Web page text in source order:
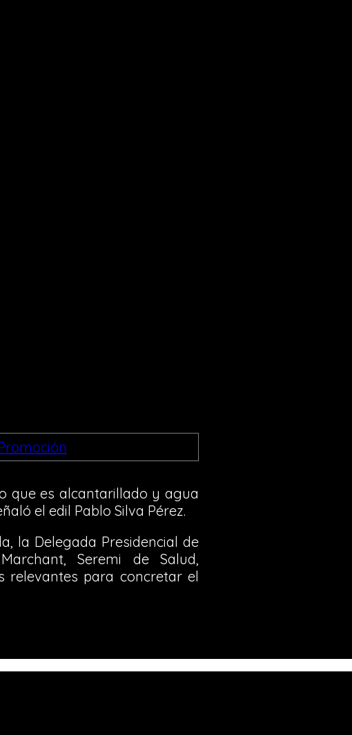
que es alcantarillado y agua
el edil Pablo Silva Pérez.
la Delegada Presidencial de
Seremi de Salud,
relevantes para concretar el